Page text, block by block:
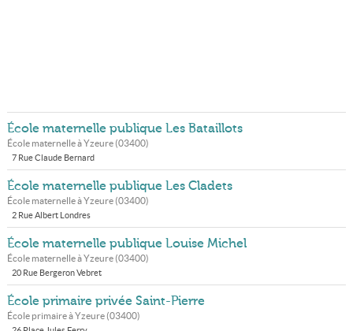
École maternelle publique Les Bataillots
École maternelle àYzeure(03400)
7 Rue Claude Bernard
École maternelle publique Les Cladets
École maternelle àYzeure(03400)
2 Rue Albert Londres
École maternelle publique Louise Michel
École maternelle àYzeure(03400)
20 Rue Bergeron Vebret
École primaire privée Saint-Pierre
École primaire àYzeure(03400)